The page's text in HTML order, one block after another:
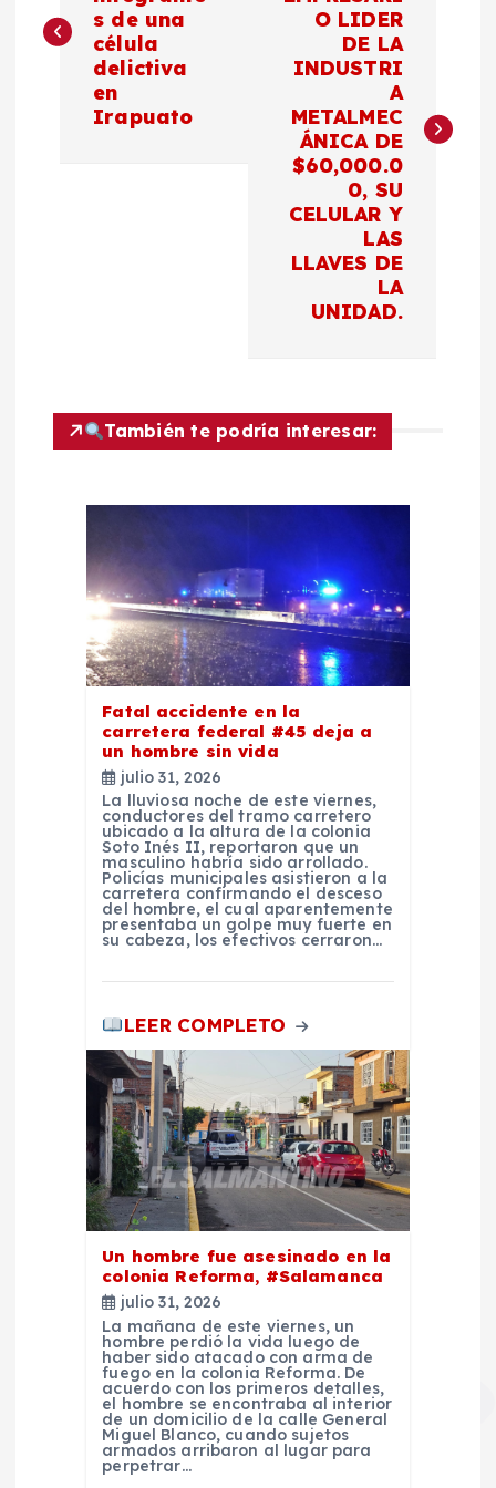
v
n
s de una
célula
delictiva
en
Irapuato
O LIDER
DE LA
INDUSTRI
A
METALMEC
ÁNICA DE
$60,000.0
0, SU
CELULAR Y
LAS
LLAVES DE
LA
UNIDAD.
También te podría interesar:
Fatal accidente en la
carretera federal #45 deja a
un hombre sin vida
julio 31, 2026
La lluviosa noche de este viernes,
conductores del tramo carretero
ubicado a la altura de la colonia
Soto Inés II, reportaron que un
masculino habría sido arrollado.
Policías municipales asistieron a la
carretera confirmando el desceso
del hombre, el cual aparentemente
presentaba un golpe muy fuerte en
su cabeza, los efectivos cerraron…
LEER COMPLETO
Un hombre fue asesinado en la
colonia Reforma, #Salamanca
julio 31, 2026
La mañana de este viernes, un
hombre perdió la vida luego de
haber sido atacado con arma de
fuego en la colonia Reforma. De
acuerdo con los primeros detalles,
el hombre se encontraba al interior
de un domicilio de la calle General
Miguel Blanco, cuando sujetos
armados arribaron al lugar para
perpetrar…